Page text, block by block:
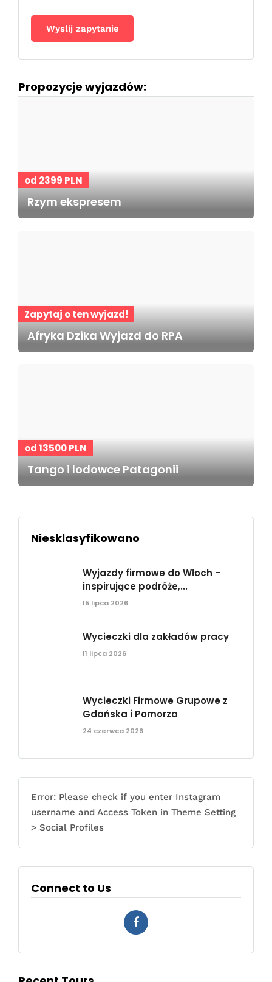
Propozycje wyjazdów:
od 2399 PLN
Rzym ekspresem
Zapytaj o ten wyjazd!
Afryka Dzika Wyjazd do RPA
od 13500 PLN
Tango i lodowce Patagonii
Niesklasyfikowano
Wyjazdy firmowe do Włoch –
inspirujące podróże,...
15 lipca 2026
Wycieczki dla zakładów pracy
11 lipca 2026
Wycieczki Firmowe Grupowe z
Gdańska i Pomorza
24 czerwca 2026
Error: Please check if you enter Instagram
username and Access Token in Theme Setting
> Social Profiles
Connect to Us